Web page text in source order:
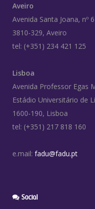
Aveiro
Avenida Santa Joana, nº
3810-329, Aveiro
tel: (+351) 234 421 125
Lisboa
Avenida Professor Egas
Estádio Universitário de
1600-190, Lisboa
tel: (+351) 217 818 160
e.mail: fadu@fadu.pt
Social